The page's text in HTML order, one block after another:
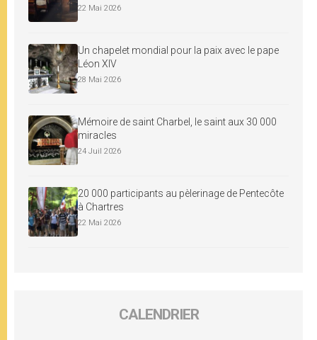
22 Mai 2026
Un chapelet mondial pour la paix avec le pape
Léon XIV
28 Mai 2026
Mémoire de saint Charbel, le saint aux 30 000
miracles
24 Juil 2026
20 000 participants au pèlerinage de Pentecôte
à Chartres
22 Mai 2026
CALENDRIER